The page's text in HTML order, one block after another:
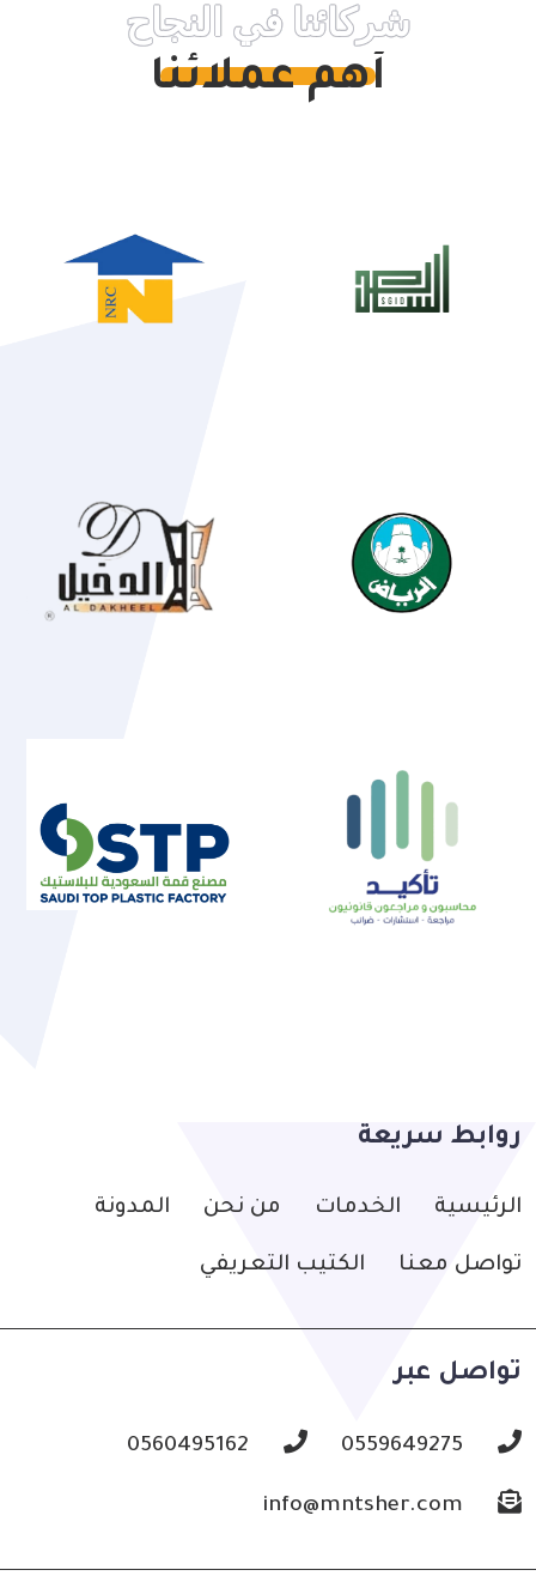
شركائنا في النجاح
أهم عملائنا
روابط سريعة
الرئيسية الخدمات من نحن المدونة
تواصل معنا الكتيب التعريفي
تواصل عبر
0559649275
0560495162
info@mntsher.com